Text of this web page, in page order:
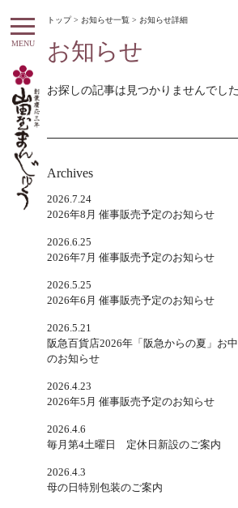
MENU
トップ> お知らせ一覧 > お知らせ詳細
お知らせ
お探しの記事は見つかりませんでした
Archives
2026.7.24
2026年8月 催事販売予定のお知らせ
2026.6.25
2026年7月 催事販売予定のお知らせ
2026.5.25
2026年6月 催事販売予定のお知らせ
2026.5.21
阪急百貨店2026年「阪急からの夏」お
のお知らせ
2026.4.23
2026年5月 催事販売予定のお知らせ
2026.4.6
毎月第4土曜日 定休日新設のご案内
2026.4.3
母の日特別包装のご案内